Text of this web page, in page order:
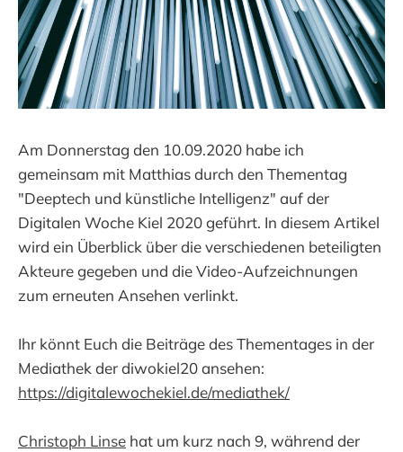
Am Donnerstag den 10.09.2020 habe ich
gemeinsam mit Matthias durch den Thementag
"Deeptech und künstliche Intelligenz" auf der
Digitalen Woche Kiel 2020 geführt. In diesem Artikel
wird ein Überblick über die verschiedenen beteiligten
Akteure gegeben und die Video-Aufzeichnungen
zum erneuten Ansehen verlinkt.
Ihr könnt Euch die Beiträge des Thementages in der
Mediathek der diwokiel20 ansehen:
https://digitalewochekiel.de/mediathek/
Christoph Linse hat um kurz nach 9, während der